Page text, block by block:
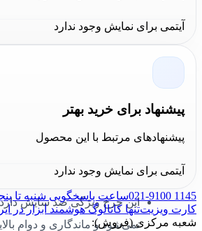
و حرکت روانی دارد.
در صورت خراب شدن چرخ به
قابل تعمیر و تعویض می باشند.
پایه را جدا کرد و اتصال جدید
این چرخ ویژگی ضد سایش
نمی‌­شود و ماندگاری و دوام
آیتمی برای نمایش وجود ندارد
پیشنهاد برای خرید بهتر
پیشنهادهای مرتبط با این محصول
آیتمی برای نمایش وجود ندارد
021-9100 1145ساعت پاسخگویی شنبه تا پنجشنبه
کارت ویزیتتنها کاتالوگ هوشمند ابزار در
شعبه مرکزی (فروش):